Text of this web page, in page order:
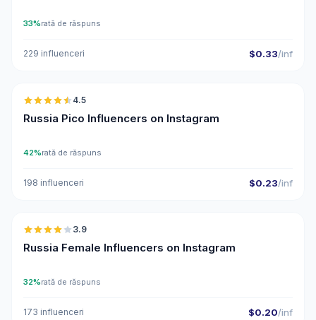
33%rată de răspuns
229 influenceri $0.33/inf
🇷🇺
4.5
Russia Pico Influencers on Instagram
42%rată de răspuns
198 influenceri $0.23/inf
🇷🇺
3.9
Russia Female Influencers on Instagram
32%rată de răspuns
173 influenceri $0.20/inf